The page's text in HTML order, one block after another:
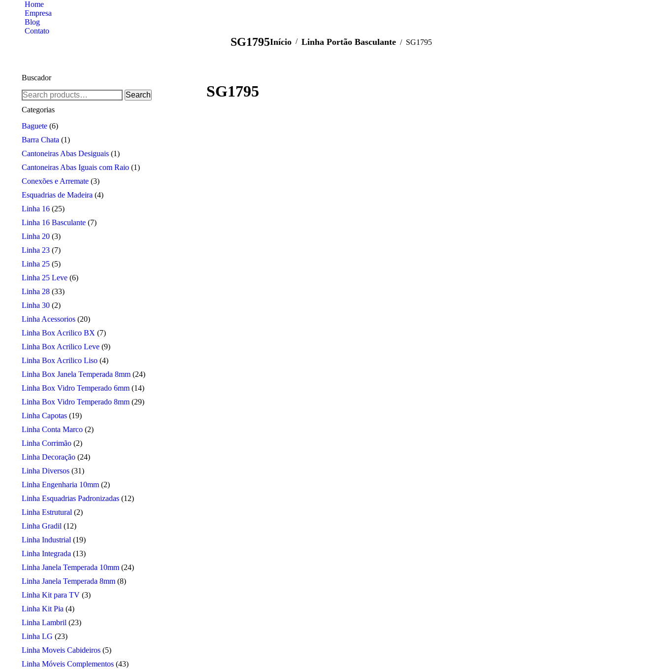
Home
Empresa
Blog
Contato
SG1795Você está aqui:
Início Linha Portão Basculante SG1795
SG1795
Buscador
Search
for:
Search
Categorias
Baguete (6)
Barra Chata (1)
Cantoneiras Abas Desiguais (1)
Cantoneiras Abas Iguais com Raio (1)
Conexões e Arremate (3)
Esquadrias de Madeira (4)
Linha 16 (25)
Linha 16 Basculante (7)
Linha 20 (3)
Linha 23 (7)
Linha 25 (5)
Linha 25 Leve (6)
Linha 28 (33)
Linha 30 (2)
Linha Acessorios (20)
Linha Box Acrilico BX (7)
Linha Box Acrilico Leve (9)
Linha Box Acrilico Liso (4)
Linha Box Janela Temperada 8mm (24)
Linha Box Vidro Temperado 6mm (14)
Linha Box Vidro Temperado 8mm (29)
Linha Capotas (19)
Linha Conta Marco (2)
Linha Corrimão (2)
Linha Decoração (24)
Linha Diversos (31)
Linha Engenharia 10mm (2)
Linha Esquadrias Padronizadas (12)
Linha Estrutural (2)
Linha Gradil (12)
Linha Industrial (19)
Linha Integrada (13)
Linha Janela Temperada 10mm (24)
Linha Janela Temperada 8mm (8)
Linha Kit para TV (3)
Linha Kit Pia (4)
Linha Lambril (23)
Linha LG (23)
Linha Moveis Cabideiros (5)
Linha Móveis Complementos (43)